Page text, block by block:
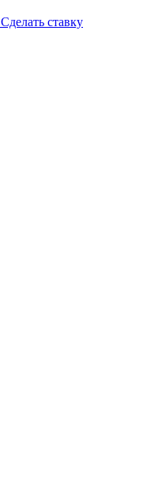
Сделать ставку